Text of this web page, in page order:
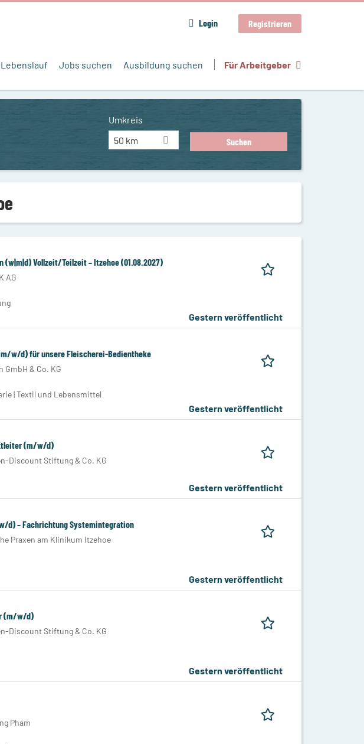
Login Registrieren
Lebenslauf Jobs suchen Ausbildung suchen Für Arbeitgeber
Umkreis
50 km
(w|m|d) Vollzeit/Teilzeit – Itzehoe (01.08.2027)
AG
Gestern veröffentlicht
w/d) für unsere Fleischerei-Bedientheke
GmbH & Co. KG
| Textil und Lebensmittel
Gestern veröffentlicht
(m/w/d)
Discount Stiftung & Co. KG
Gestern veröffentlicht
– Fachrichtung Systemintegration
Praxen am Klinikum Itzehoe
Gestern veröffentlicht
(m/w/d)
Discount Stiftung & Co. KG
Gestern veröffentlicht
Pham